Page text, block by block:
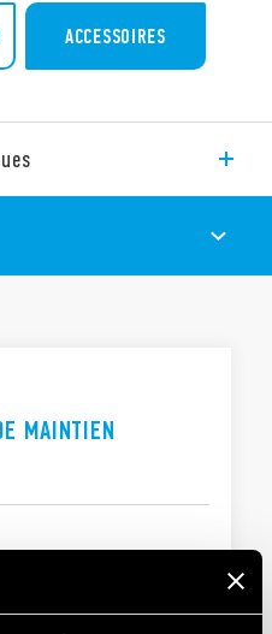
ACCESSOIRES
du panneau 1 mm),
°C
MAINTIEN